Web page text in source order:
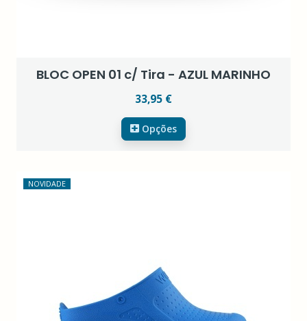
BLOC OPEN 01 c/ Tira - AZUL MARINHO
33,95 €
Opções
NOVIDADE